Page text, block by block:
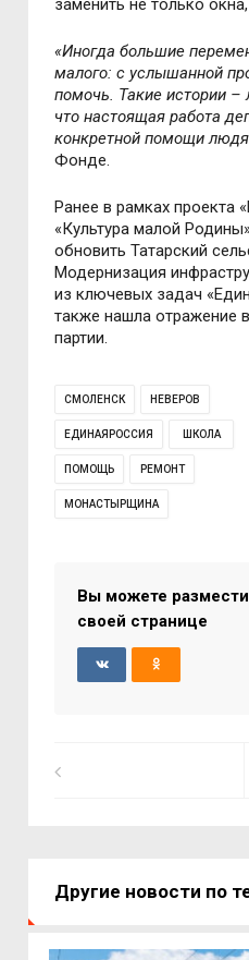
заменить не только
«Иногда большие
малого: с услышанной
помочь. Такие истории –
что настоящая работа
конкретной помощи
Фонде.
Ранее в рамках проекта
«Культура малой
обновить Татарский
Модернизация
из ключевых задач
также нашла отражение
партии.
СМОЛЕНСК НЕВЕРОВ
ЕДИНАЯРОССИЯ ШКОЛА
ПОМОЩЬ РЕМОНТ
МОНАСТЫРЩИНА
Вы можете
своей странице
Другие новости по